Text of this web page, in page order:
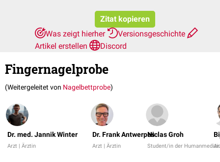
Zitat kopieren
Was zeigt hierher
Versionsgeschichte
Artikel erstellen
Discord
Fingernagelprobe
(Weitergeleitet von Nagelbettprobe)
Dr. med. Jannik Winter
Arzt | Ärztin
Dr. Frank Antwerpes
Arzt | Ärztin
Niclas Groh
Student/in der